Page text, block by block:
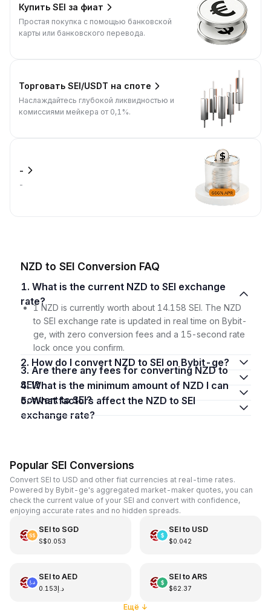
Купить SEI за фиат
Простая покупка с помощью банковской
карты или банковского перевода.
Торговать SEI/USDT на споте
Наслаждайтесь глубокой ликвидностью и
комиссиями мейкера от 0,1%.
-
-
NZD to SEI Conversion FAQ
1. What is the current NZD to SEI exchange
rate?
1 NZD is currently worth about 14.158 SEI. The NZD
to SEI exchange rate is updated in real time on Bybit-
ge, with zero conversion fees and a 15-second rate
lock once you confirm.
2. How do I convert NZD to SEI on Bybit-ge?
3. Are there any fees for converting NZD to
SEI?
4. What is the minimum amount of NZD I can
convert to SEI?
5. What factors affect the NZD to SEI
exchange rate?
Popular SEI Conversions
Convert SEI to USD and other fiat currencies at real-time rates.
Powered by Bybit-ge's aggregated market-maker quotes, you can
check the current value of your SEI and convert with confidence,
enjoying accurate rates and no hidden spreads.
SEIto SGD
S$0.053
SEIto USD
$0.042
SEIto AED
د.إ0.153
SEIto ARS
$62.37
Ещё ↓